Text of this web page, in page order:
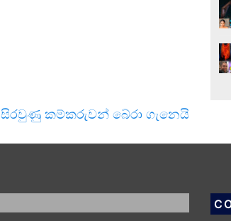
සිරවුණු කම්කරුවන් බේරා ගැනෙයි